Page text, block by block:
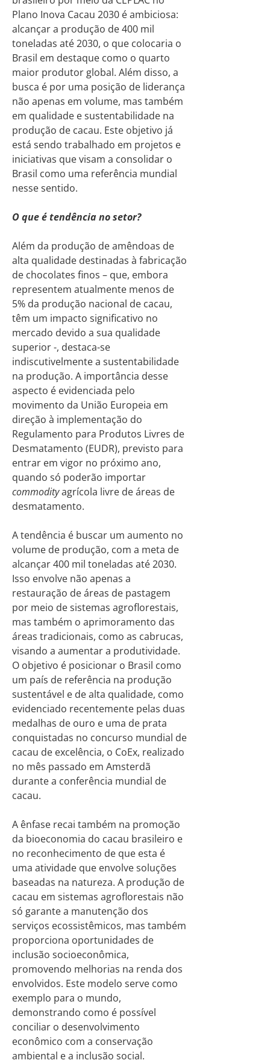
Plano Inova Cacau 2030 é ambiciosa:
alcançar a produção de 400 mil
toneladas até 2030, o que colocaria o
Brasil em destaque como o quarto
maior produtor global. Além disso, a
busca é por uma posição de liderança
não apenas em volume, mas também
em qualidade e sustentabilidade na
produção de cacau. Este objetivo já
está sendo trabalhado em projetos e
iniciativas que visam a consolidar o
Brasil como uma referência mundial
nesse sentido.
O que é tendência no setor?
Além da produção de amêndoas de
alta qualidade destinadas à fabricação
de chocolates finos – que, embora
representem atualmente menos de
5% da produção nacional de cacau,
têm um impacto significativo no
mercado devido a sua qualidade
superior -, destaca-se
indiscutivelmente a sustentabilidade
na produção. A importância desse
aspecto é evidenciada pelo
movimento da União Europeia em
direção à implementação do
Regulamento para Produtos Livres de
Desmatamento (EUDR), previsto para
entrar em vigor no próximo ano,
quando só poderão importar
commodityagrícola livre de áreas de
desmatamento.
A tendência é buscar um aumento no
volume de produção, com a meta de
alcançar 400 mil toneladas até 2030.
Isso envolve não apenas a
restauração de áreas de pastagem
por meio de sistemas agroflorestais,
mas também o aprimoramento das
áreas tradicionais, como as cabrucas,
visando a aumentar a produtividade.
O objetivo é posicionar o Brasil como
um país de referência na produção
sustentável e de alta qualidade, como
evidenciado recentemente pelas duas
medalhas de ouro e uma de prata
conquistadas no concurso mundial de
cacau de excelência, o CoEx, realizado
no mês passado em Amsterdã
durante a conferência mundial de
cacau.
A ênfase recai também na promoção
da bioeconomia do cacau brasileiro e
no reconhecimento de que esta é
uma atividade que envolve soluções
baseadas na natureza. A produção de
cacau em sistemas agroflorestais não
só garante a manutenção dos
serviços ecossistêmicos, mas também
proporciona oportunidades de
inclusão socioeconômica,
promovendo melhorias na renda dos
envolvidos. Este modelo serve como
exemplo para o mundo,
demonstrando como é possível
conciliar o desenvolvimento
econômico com a conservação
ambiental e a inclusão social.